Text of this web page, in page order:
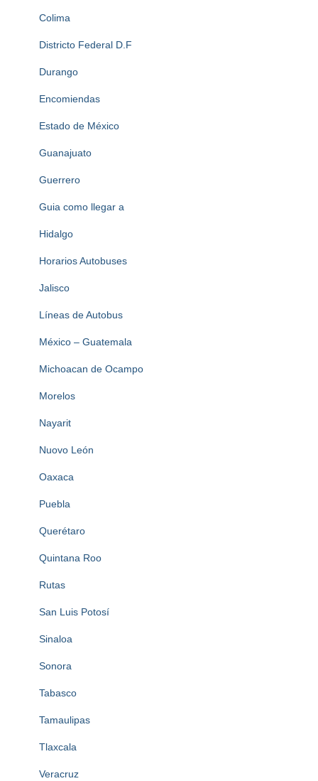
Colima
Districto Federal D.F
Durango
Encomiendas
Estado de México
Guanajuato
Guerrero
Guia como llegar a
Hidalgo
Horarios Autobuses
Jalisco
Líneas de Autobus
México – Guatemala
Michoacan de Ocampo
Morelos
Nayarit
Nuovo León
Oaxaca
Puebla
Querétaro
Quintana Roo
Rutas
San Luis Potosí
Sinaloa
Sonora
Tabasco
Tamaulipas
Tlaxcala
Veracruz